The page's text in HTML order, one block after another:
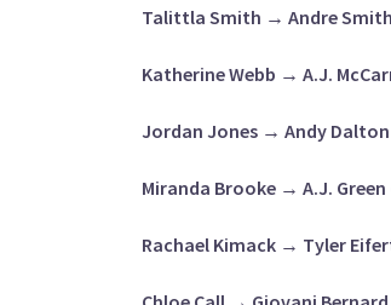
Talittla Smith → Andre Smith
Katherine Webb → A.J.
Jordan Jones → Andy Dalton
Miranda Brooke → A.J. Green
Rachael Kimack → Tyler